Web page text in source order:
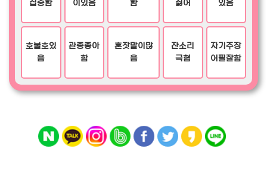
집중함
이있음
함
싫어
있음
호불호있
음
관종좋아
함
혼잣말이많
음
잔소리
극혐
자기주장
어필잘함